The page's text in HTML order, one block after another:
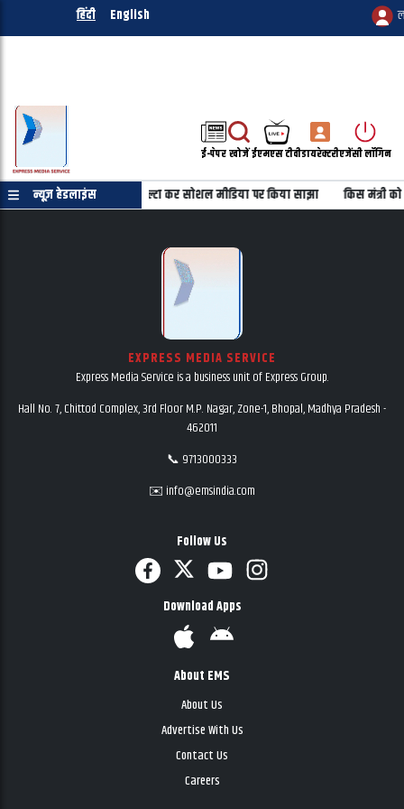
हिंदी English
ई-पेपरखोजेंईएमएस टीवीडायरेक्टरीएजेंसी लॉगिन
न्यूज़ हेडलाइंस
महबूबा की तस्वीर को उल्टा कर सोशल मीडिया पर किया साझा किस मंत्री
EXPRESS MEDIA SERVICE
Express Media Service is a business unit of Express Group.
Hall No. 7, Chittod Complex, 3rd Floor M.P. Nagar, Zone-1, Bhopal, Madhya Pradesh -
462011
📞 9713000333
✉️ info@emsindia.com
Follow Us
Download Apps
About EMS
About Us
Advertise With Us
Contact Us
Careers